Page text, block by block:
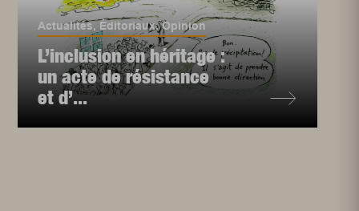
Actualités, Éditoriaux,Opinion
L’inclusion en héritage :
un acte de résistance
et d’...